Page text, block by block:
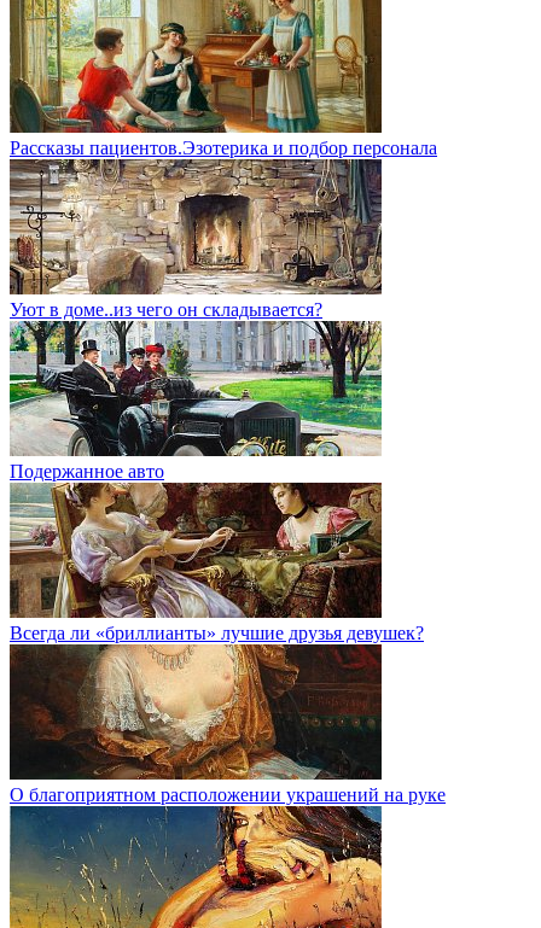
Рассказы пациентов.Эзотерика и подбор персонала
Уют в доме..из чего он складывается?
Подержанное авто
Всегда ли «бриллианты» лучшие друзья девушек?
О благоприятном расположении украшений на руке